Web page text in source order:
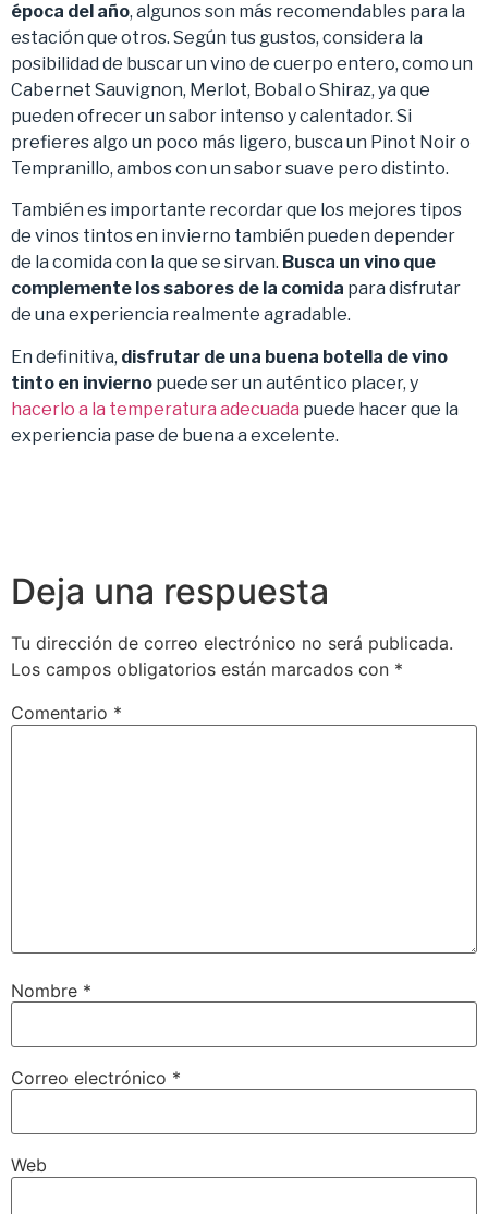
época del año, algunos son más recomendables para la
estación que otros. Según tus gustos, considera la
posibilidad de buscar un vino de cuerpo entero, como un
Cabernet Sauvignon, Merlot, Bobal o Shiraz, ya que
pueden ofrecer un sabor intenso y calentador. Si
prefieres algo un poco más ligero, busca un Pinot Noir o
Tempranillo, ambos con un sabor suave pero distinto.
También es importante recordar que los mejores tipos
de vinos tintos en invierno también pueden depender
de la comida con la que se sirvan. Busca un vino que
complemente los sabores de la comida para disfrutar
de una experiencia realmente agradable.
En definitiva, disfrutar de una buena botella de vino
tinto en invierno puede ser un auténtico placer, y
hacerlo a la temperatura adecuada puede hacer que la
experiencia pase de buena a excelente.
Deja una respuesta
Tu dirección de correo electrónico no será publicada.
Los campos obligatorios están marcados con *
Comentario *
Nombre *
Correo electrónico *
Web